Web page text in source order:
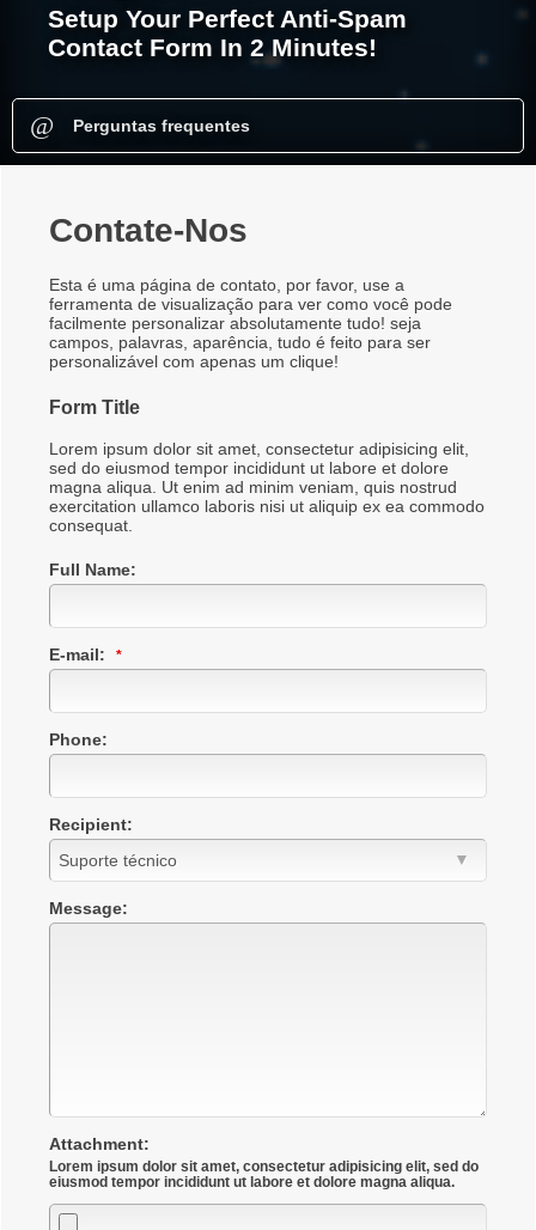
Setup Your Perfect Anti-Spam
Contact Form In 2 Minutes!
Contate-Nos
Perguntas frequentes
Contate-Nos
Esta é uma página de contato, por favor, use a
ferramenta de visualização para ver como você pode
facilmente personalizar absolutamente tudo! seja
campos, palavras, aparência, tudo é feito para ser
personalizável com apenas um clique!
Form Title
Lorem ipsum dolor sit amet, consectetur adipisicing elit,
sed do eiusmod tempor incididunt ut labore et dolore
magna aliqua. Ut enim ad minim veniam, quis nostrud
exercitation ullamco laboris nisi ut aliquip ex ea commodo
consequat.
Full Name:
E-mail:
Phone:
Recipient:
Message:
Attachment:
Lorem ipsum dolor sit amet, consectetur adipisicing elit, sed do
eiusmod tempor incididunt ut labore et dolore magna aliqua.
Attachment
1
Attachment
2
Attachment
3
09c134af1dd3eb7767d726e892682fa9